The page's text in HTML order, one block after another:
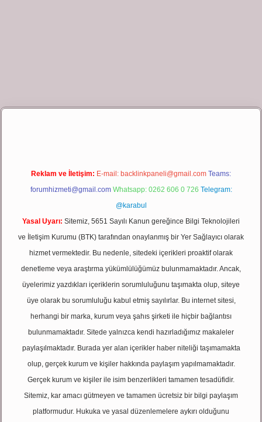
giriş
Reklam ve İletişim: E-mail: backlinkpaneli@gmail.com Teams:
forumhizmeti@gmail.com Whatsapp: 0262 606 0 726 Telegram:
@karabul
Yasal Uyarı: Sitemiz, 5651 Sayılı Kanun gereğince Bilgi Teknolojileri
ve İletişim Kurumu (BTK) tarafından onaylanmış bir Yer Sağlayıcı olarak
hizmet vermektedir. Bu nedenle, sitedeki içerikleri proaktif olarak
denetleme veya araştırma yükümlülüğümüz bulunmamaktadır. Ancak,
üyelerimiz yazdıkları içeriklerin sorumluluğunu taşımakta olup, siteye
üye olarak bu sorumluluğu kabul etmiş sayılırlar. Bu internet sitesi,
herhangi bir marka, kurum veya şahıs şirketi ile hiçbir bağlantısı
bulunmamaktadır. Sitede yalnızca kendi hazırladığımız makaleler
paylaşılmaktadır. Burada yer alan içerikler haber niteliği taşımamakta
olup, gerçek kurum ve kişiler hakkında paylaşım yapılmamaktadır.
Gerçek kurum ve kişiler ile isim benzerlikleri tamamen tesadüfidir.
Sitemiz, kar amacı gütmeyen ve tamamen ücretsiz bir bilgi paylaşım
platformudur. Hukuka ve yasal düzenlemelere aykırı olduğunu